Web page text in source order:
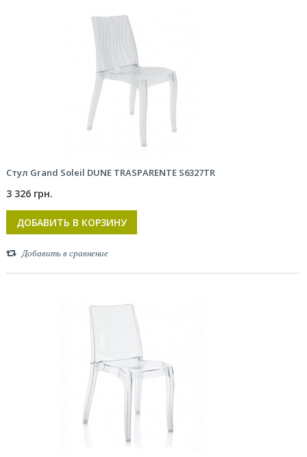
Стул Grand Soleil DUNE TRASPARENTE S6327TR
3 326 грн.
ДОБАВИТЬ В КОРЗИНУ
Добавить в сравнение